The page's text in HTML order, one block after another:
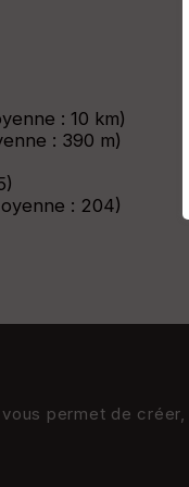
: 10 km)
: 390 m)
: 204)
vous permet de